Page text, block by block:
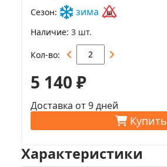
Сезон
зима
Наличие 3 шт.
Кол-во
5 140 ₽
Доставка от 9 дней
Купить
Характеристики